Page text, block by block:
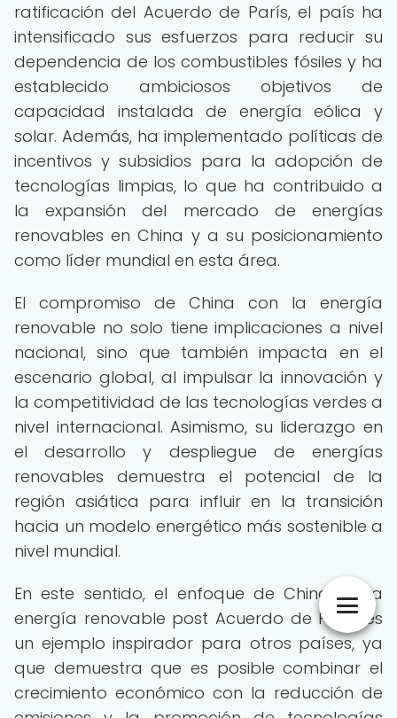
ratificación del Acuerdo de París, el país ha
intensificado sus esfuerzos para reducir su
dependencia de los combustibles fósiles y ha
establecido ambiciosos objetivos de
capacidad instalada de energía eólica y
solar. Además, ha implementado políticas de
incentivos y subsidios para la adopción de
tecnologías limpias, lo que ha contribuido a
la expansión del mercado de energías
renovables en China y a su posicionamiento
como líder mundial en esta área.
El compromiso de China con la energía
renovable no solo tiene implicaciones a nivel
nacional, sino que también impacta en el
escenario global, al impulsar la innovación y
la competitividad de las tecnologías verdes a
nivel internacional. Asimismo, su liderazgo en
el desarrollo y despliegue de energías
renovables demuestra el potencial de la
región asiática para influir en la transición
hacia un modelo energético más sostenible a
nivel mundial.
En este sentido, el enfoque de China en la
energía renovable post Acuerdo de París es
un ejemplo inspirador para otros países, ya
que demuestra que es posible combinar el
crecimiento económico con la reducción de